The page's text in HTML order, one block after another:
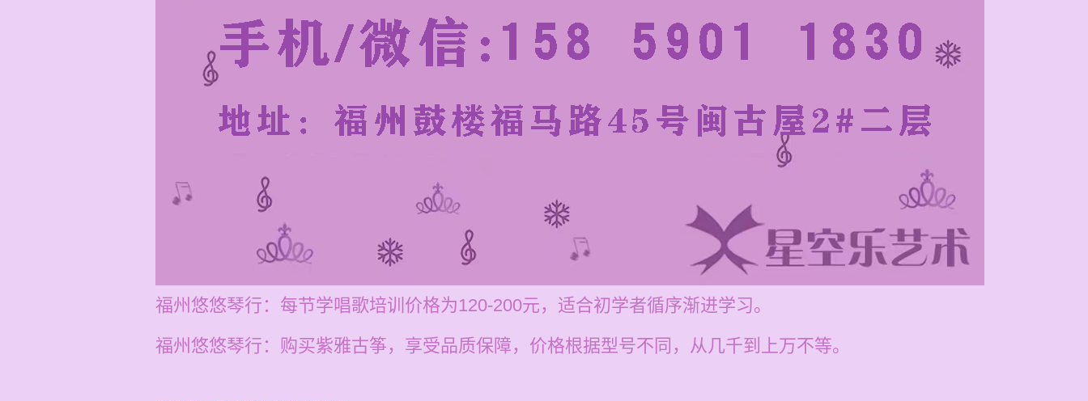
福州悠悠琴行：每节学唱歌培训价格为120-200元，适合初学者循序渐进学习。
福州悠悠琴行：购买紫雅古筝，享受品质保障，价格根据型号不同，从几千到上万不等。